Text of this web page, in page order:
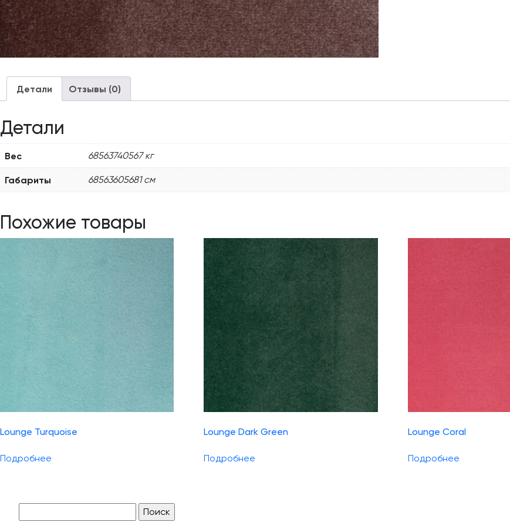
Детали Отзывы (0)
Детали
Вес 68563740567 кг
Габариты 68563605681 см
Похожие товары
Lounge Turquoise
Подробнее
Lounge Dark Green
Подробнее
Lounge Coral
Подробнее